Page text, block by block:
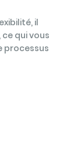
il
qui vous
processus